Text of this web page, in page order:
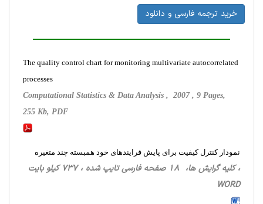
خرید ترجمه فارسی و دانلود
The quality control chart for monitoring multivariate autocorrelated
processes
Computational Statistics & Data Analysis , 2007 , 9 Pages,
255 Kb, PDF
نمودار کنترل کیفیت برای پایش فرایندهای خود همبسته چند متغیره
، کلیه گرایش ها، 18 صفحه فارسی تایپ شده ، 737 کیلو بایت
WORD